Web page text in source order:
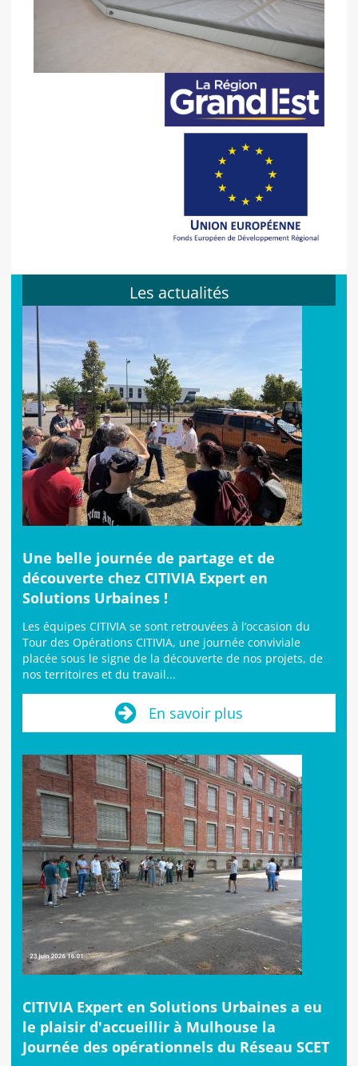
Les actualités
Une belle journée de partage et de
découverte chez CITIVIA Expert en
Solutions Urbaines !
Les équipes CITIVIA se sont retrouvées à l’occasion du
Tour des Opérations CITIVIA, une journée conviviale
placée sous le signe de la découverte de nos projets, de
nos territoires et du travail...
En savoir plus
CITIVIA Expert en Solutions Urbaines a eu
le plaisir d'accueillir à Mulhouse la
Journée des opérationnels du Réseau SCET